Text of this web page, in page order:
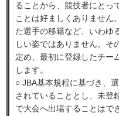
ることから、競技者にとっ
ことは好ましくありません
た選手の移籍など、いわゆ
しい姿ではありません。そ
定め、最初に登録したチー
します。
○ JBA基本規程に基づき、
されていることとし、未登
で大会へ出場することはで